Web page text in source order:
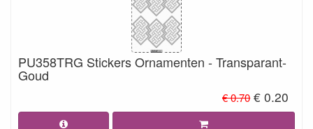
PU358TRG Stickers Ornamenten - Transparant-
Goud
€ 0.70 € 0.20